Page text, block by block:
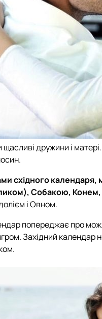
дружини і
східного календаря,
Собакою,
і Овном.
попереджає про
Західний календар